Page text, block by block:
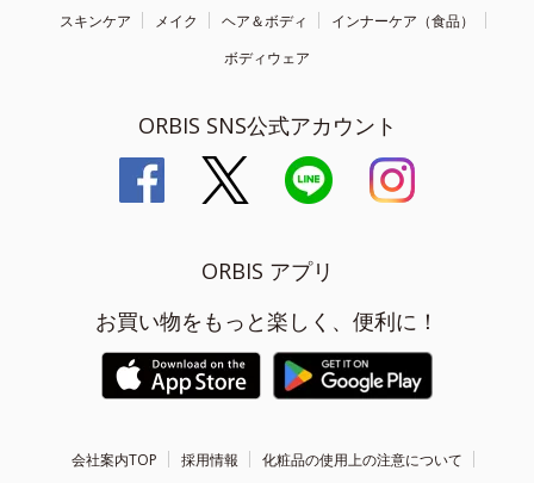
スキンケア メイク ヘア＆ボディ
インナーケア（食品）
ボディウェア
ORBIS SNS公式アカウント
ORBIS アプリ
お買い物をもっと楽しく、便利に！
会社案内TOP 採用情報 化粧品の使用上の注意について